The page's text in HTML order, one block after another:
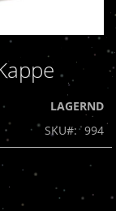
LAGERND
SKU
994